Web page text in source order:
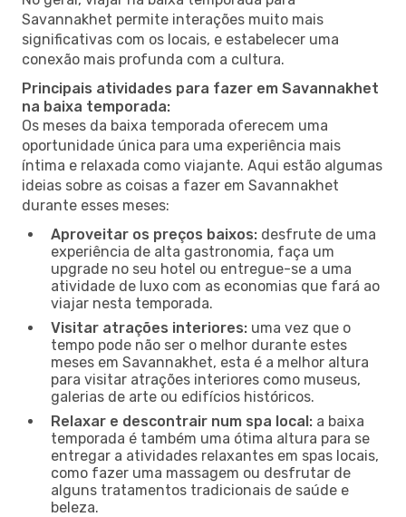
Savannakhet permite interações muito mais
significativas com os locais, e estabelecer uma
conexão mais profunda com a cultura.
Principais atividades para fazer em Savannakhet
na baixa temporada:
Os meses da baixa temporada oferecem uma
oportunidade única para uma experiência mais
íntima e relaxada como viajante. Aqui estão algumas
ideias sobre as coisas a fazer em Savannakhet
durante esses meses:
Aproveitar os preços baixos: desfrute de uma
experiência de alta gastronomia, faça um
upgrade no seu hotel ou entregue-se a uma
atividade de luxo com as economias que fará ao
viajar nesta temporada.
Visitar atrações interiores: uma vez que o
tempo pode não ser o melhor durante estes
meses em Savannakhet, esta é a melhor altura
para visitar atrações interiores como museus,
galerias de arte ou edifícios históricos.
Relaxar e descontrair num spa local: a baixa
temporada é também uma ótima altura para se
entregar a atividades relaxantes em spas locais,
como fazer uma massagem ou desfrutar de
alguns tratamentos tradicionais de saúde e
beleza.